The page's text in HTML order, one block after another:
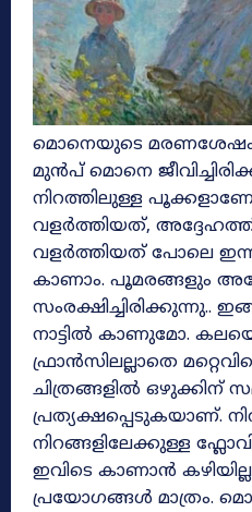
മൊനെയുടെ മരണശേഷം
മുൻപ് മൊനെ
നിറത്തിലുള്ള
വളർത്തിയത്,
വളർത്തിയത് പോലെ
കാണാം. പൂമരങ്ങളും
സംരക്ഷിച്ചിരിക്കുന്നു..
നാട്ടിൽ കാണുമോ. കലയെ
ഫ്രാൻസിലല്ലാതെ
ചിത്രങ്ങളിൽ ഒഴുക്കിന്
പ്രത്യക്ഷപ്പെടുകയാണ്.
നിറങ്ങളിലേക്കുള്ള
ഇവിടെ കാണാൻ
പ്രയോഗങ്ങൾ മാത്രം.